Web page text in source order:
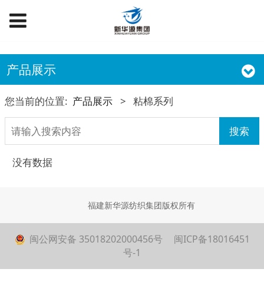
产品展示
您当前的位置: 产品展示 > 粘棉系列
搜索
没有数据
福建新华源纺织集团版权所有
闽公网安备 35018202000456号
闽ICP备18016451
号-1